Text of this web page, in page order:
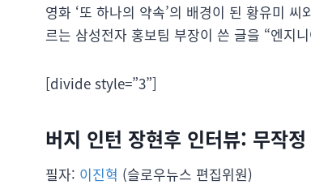
영화 ‘또 하나의 약속’의 배경이 된 황유미
르는 삼성전자 홍보팀 부장이 쓴 글을 “엔지
[divide style=”3”]
버지 인턴 장현후 인터뷰: 무작
필자: 이진혁 (슬로우뉴스 편집위원)